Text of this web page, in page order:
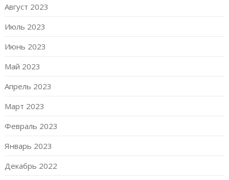
Август 2023
Июль 2023
Июнь 2023
Май 2023
Апрель 2023
Март 2023
Февраль 2023
Январь 2023
Декабрь 2022